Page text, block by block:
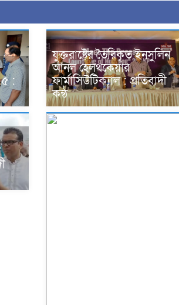
৫ :
যুক্তরাষ্ট্রের তৈরিকৃত ইনসুলিন
আনল হেলথকেয়ার
ফার্মাসিউটিক্যাল : প্রতিবাদী
কন্ঠ